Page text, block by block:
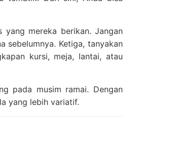
yang mereka berikan. Jangan
sebelumnya. Ketiga, tanyakan
kursi, meja, lantai, atau
pada musim ramai. Dengan
yang lebih variatif.